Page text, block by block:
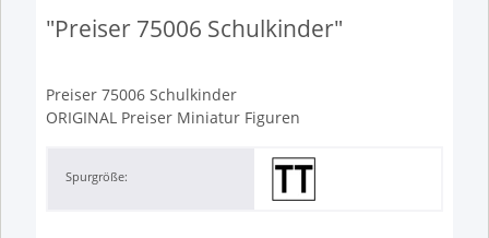
"Preiser 75006 Schulkinder"
Preiser 75006 Schulkinder
ORIGINAL Preiser Miniatur Figuren
Spurgröße: